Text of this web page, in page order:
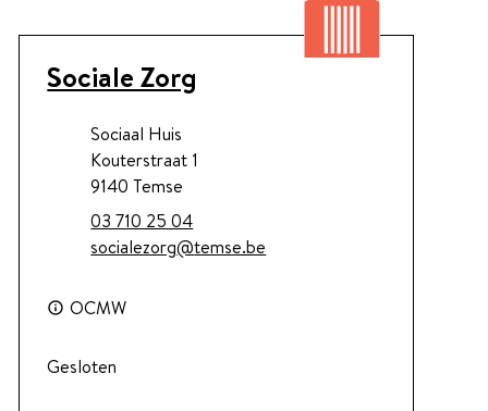
Contact
Sociale Zorg
AdresSociaal Huis
Kouterstraat 1
,9140 Temse
03 710 25 04
E-mailsocialezorg@temse.be
OCMW
Gesloten